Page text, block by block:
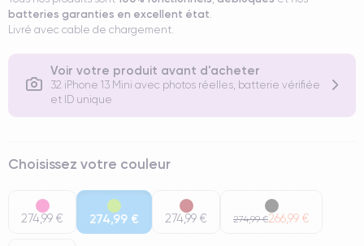
batteries garanties en excellent état.
Livré avec cable de chargement.
Voir votre produit avant d'acheter
32 iPhone 13 Mini avec photos réelles, batterie vérifiée
et ID unique
Choisissez votre couleur
274,99 € 274,99 € 274,99 € 274,99 €266,99 €